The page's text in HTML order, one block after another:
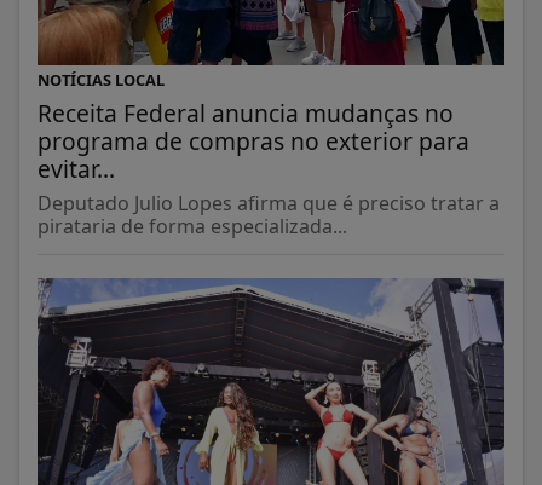
NOTÍCIAS LOCAL
Receita Federal anuncia mudanças no
programa de compras no exterior para
evitar...
Deputado Julio Lopes afirma que é preciso tratar a
pirataria de forma especializada...